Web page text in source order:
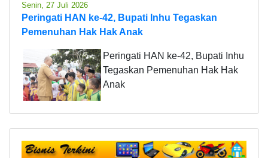
Senin, 27 Juli 2026
Peringati HAN ke-42, Bupati Inhu Tegaskan
Pemenuhan Hak Hak Anak
Peringati HAN ke-42, Bupati Inhu
Tegaskan Pemenuhan Hak Hak
Anak